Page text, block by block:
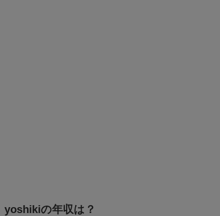
yoshikiの年収は？